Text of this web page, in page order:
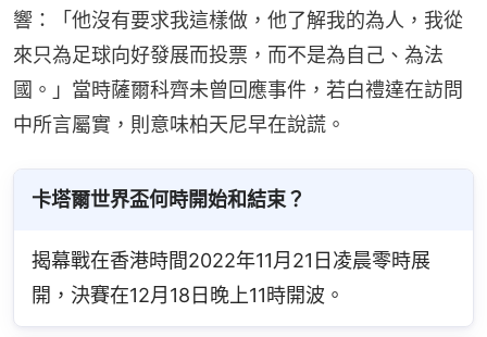
響：「他沒有要求我這樣做，他了解我的為人，我從
來只為足球向好發展而投票，而不是為自己、為法
國。」當時薩爾科齊未曾回應事件，若白禮達在訪問
中所言屬實，則意味柏天尼早在說謊。
卡塔爾世界盃何時開始和結束？
揭幕戰在香港時間2022年11月21日凌晨零時展
開，決賽在12月18日晚上11時開波。